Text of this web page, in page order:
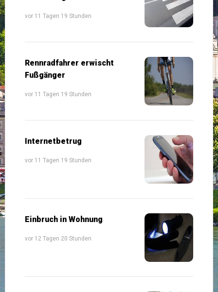
vor 11 Tagen 19 Stunden
Rennradfahrer erwischt
Fußgänger
vor 11 Tagen 19 Stunden
Internetbetrug
vor 11 Tagen 19 Stunden
Einbruch in Wohnung
vor 12 Tagen 20 Stunden